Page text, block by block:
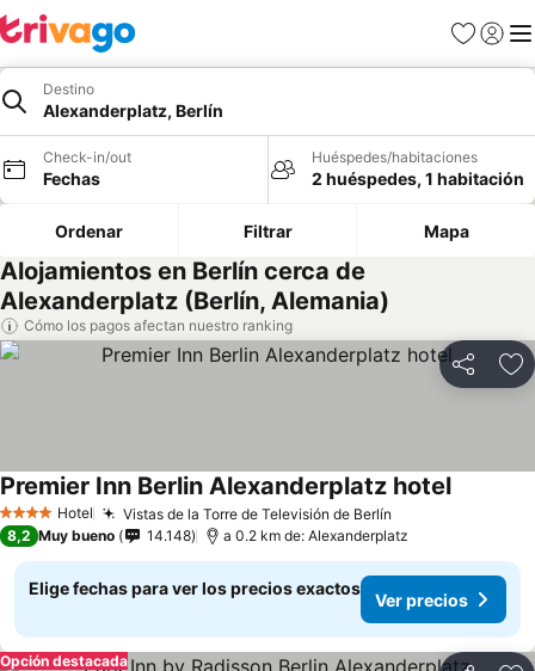
Favoritos
Iniciar
Destino
Alexanderplatz, Berlín
Check-in/out
Fechas
Huéspedes/habitaciones
2 huéspedes, 1 habitación
Ordenar Filtrar Mapa
Alojamientos en Berlín cerca de
Alexanderplatz (Berlín, Alemania)
Cómo los pagos afectan nuestro ranking
Compartir
4 EstrellasHotel Vistas de la Torre de Televisión de Berlín
Premier Inn Berlin Alexanderplatz hotel
8,2 Muy bueno 14.148 a 0.2 km de: Alexanderplatz
Elige fechas para ver los precios exactos
Ver precios
Opción destacada